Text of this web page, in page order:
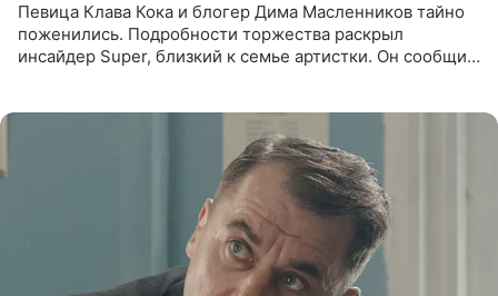
Певица Клава Кока и блогер Дима Масленников тайно
поженились. Подробности торжества раскрыл
инсайдер Super, близкий к семье артистки. Он сообщил,